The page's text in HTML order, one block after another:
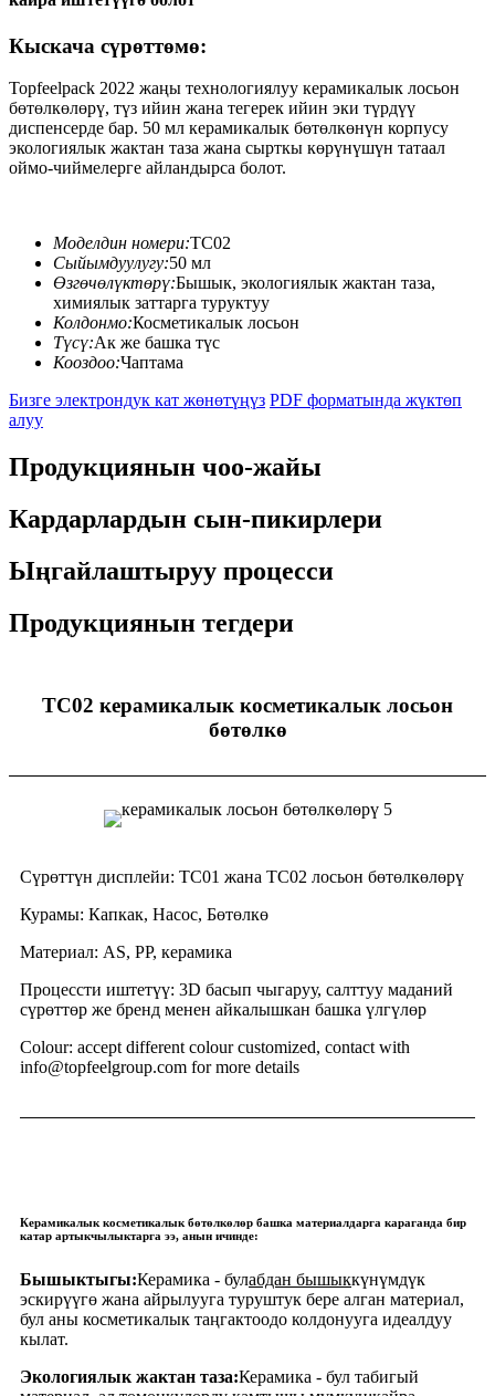
Кыскача сүрөттөмө:
Topfeelpack 2022 жаңы технологиялуу керамикалык лосьон
бөтөлкөлөрү, түз ийин жана тегерек ийин эки түрдүү
диспенсерде бар. 50 мл керамикалык бөтөлкөнүн корпусу
экологиялык жактан таза жана сырткы көрүнүшүн татаал
оймо-чиймелерге айландырса болот.
Моделдин номери:TC02
Сыйымдуулугу:50 мл
Өзгөчөлүктөрү:Бышык, экологиялык жактан таза,
химиялык заттарга туруктуу
Колдонмо:Косметикалык лосьон
Түсү:Ак же башка түс
Кооздоо:Чаптама
Бизге электрондук кат жөнөтүңүз PDF форматында жүктөп
алуу
Продукциянын чоо-жайы
Кардарлардын сын-пикирлери
Ыңгайлаштыруу процесси
Продукциянын тегдери
TC02 керамикалык косметикалык лосьон
бөтөлкө
Сүрөттүн дисплейи: TC01 жана TC02 лосьон бөтөлкөлөрү
Курамы: Капкак, Насос, Бөтөлкө
Материал: AS, PP, керамика
Процессти иштетүү: 3D басып чыгаруу, салттуу маданий
сүрөттөр же бренд менен айкалышкан башка үлгүлөр
Colour: accept different colour customized, contact with
info@topfeelgroup.com for more details
Керамикалык косметикалык бөтөлкөлөр башка материалдарга караганда бир
катар артыкчылыктарга ээ, анын ичинде:
Бышыктыгы:Керамика - булабдан бышыккүнүмдүк
эскирүүгө жана айрылууга туруштук бере алган материал,
бул аны косметикалык таңгактоодо колдонууга идеалдуу
кылат.
Экологиялык жактан таза:Керамика - бул табигый